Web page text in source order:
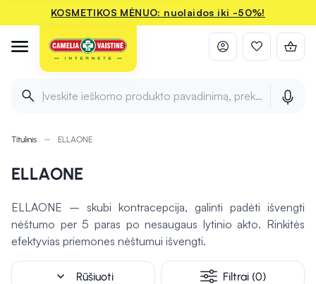
KOSMETIKOS MĖNUO: nuolaidos iki -50%!
Įveskite ieškomo produkto pavadinimą, prekės ženklą ir
Titulinis ELLAONE
ELLAONE
ELLAONE – skubi kontracepcija, galinti padėti išvengti
nėštumo per 5 paras po nesaugaus lytinio akto. Rinkitės
efektyvias priemones nėštumui išvengti.
expand_more Rūšiuoti Filtrai (0)